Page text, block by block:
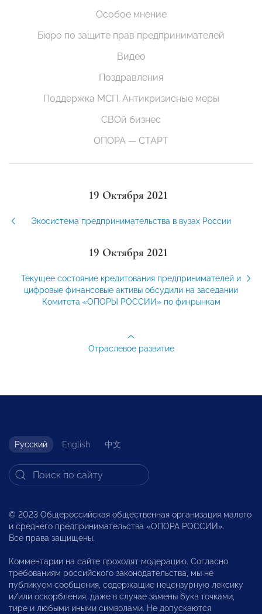
Особое мнение
Бюро по защите прав предпринимателей
Видео
Поздравления
Поддержка МСП. Антикризисные меры
СВОй бизнес
ОПОРА — СТАРТ
19 Октября 2021
Экосистема предпринимательства в вузах России
19 Октября 2021
Текущее состояние кредитования предпринимателей и
цифровые финансовые активы обсудили на заседании
Комитета «ОПОРЫ РОССИИ» по финрынкам
Отраслевое развитие
Русский English 中文
© 2023 Общероссийская общественная организация малого
и среднего предпринимательства «ОПОРА РОССИИ».
Все права защищены.
Комментарии на сайте проходят модерацию. Согласно
требованиям российского законодательства, мы не
публикуем сообщения, содержащие нецензурную лексику
и/или оскорбления, даже в случае замены букв точками,
тире и любыми иными символами. Не допускаются